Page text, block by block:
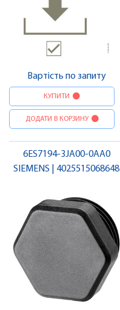
Вартість по запиту
КУПИТИ
ДОДАТИ В КОРЗИНУ
6ES7194-3JA00-0AA0
SIEMENS | 4025515068648